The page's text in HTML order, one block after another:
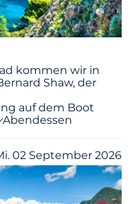
kommen wir in
Shaw, der
auf dem Boot
Abendessen
02 September 2026